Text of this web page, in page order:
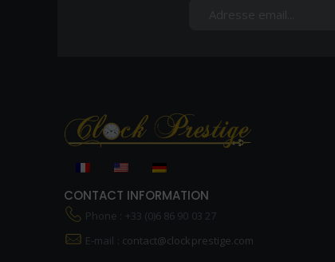
CONTACT INFORMATION
Phone : +33 (0)6 86 90 03 27
E-mail : contact@clockprestige.com